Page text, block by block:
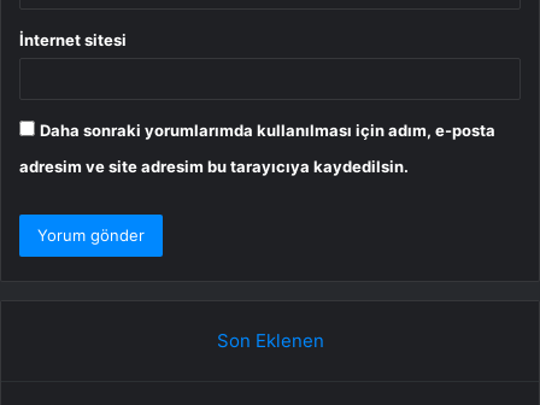
İnternet sitesi
Daha sonraki yorumlarımda kullanılması için adım, e-posta
adresim ve site adresim bu tarayıcıya kaydedilsin.
Son Eklenen